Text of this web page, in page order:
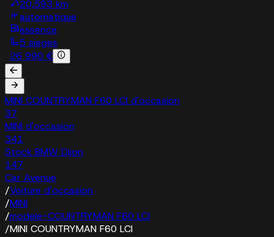
20,593 km
automatique
essence
5 sieges
26 990 €
MINI COUNTRYMAN F60 LCI d'occasion
37
MINI d'occasion
341
Stock BMW Dijon
147
Car Avenue
/Voiture d'occasion
/MINI
/modele-COUNTRYMAN F60 LCI
/MINI COUNTRYMAN F60 LCI